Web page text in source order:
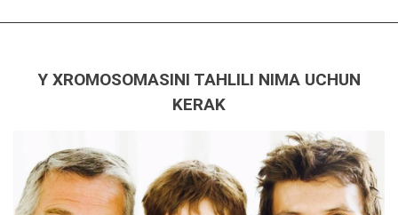
Y XROMOSOMASINI TAHLILI NIMA UCHUN
KERAK